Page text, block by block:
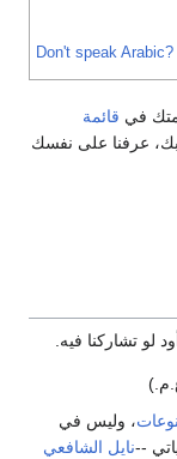
Don't speak
قائمة
على نفسك
فيه.
، وليس في
نايل الشافعي